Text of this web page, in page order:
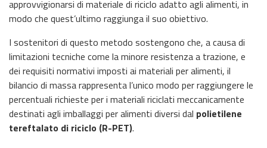
approvvigionarsi di materiale di riciclo adatto agli alimenti, in
modo che quest’ultimo raggiunga il suo obiettivo.
I sostenitori di questo metodo sostengono che, a causa di
limitazioni tecniche come la minore resistenza a trazione, e
dei requisiti normativi imposti ai materiali per alimenti, il
bilancio di massa rappresenta l’unico modo per raggiungere le
percentuali richieste per i materiali riciclati meccanicamente
destinati agli imballaggi per alimenti diversi dal polietilene
tereftalato di riciclo (R-PET).